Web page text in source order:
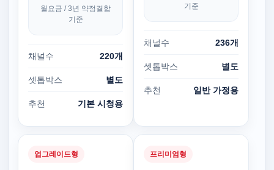
월요금 / 3년 약정결합
기준
채널수 220개
셋톱박스 별도
추천 기본 시청용
기준
채널수 236개
셋톱박스 별도
추천 일반 가정용
업그레이드형 프리미엄형